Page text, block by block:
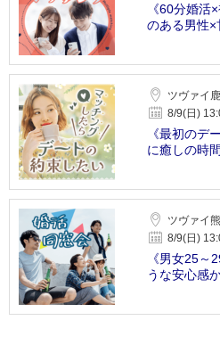
《60分婚
のある男性×
ツヴァイ
8/9(日)
《最初のデ
に癒しの時
ツヴァイ
8/9(日)
《男女25
うな安心感